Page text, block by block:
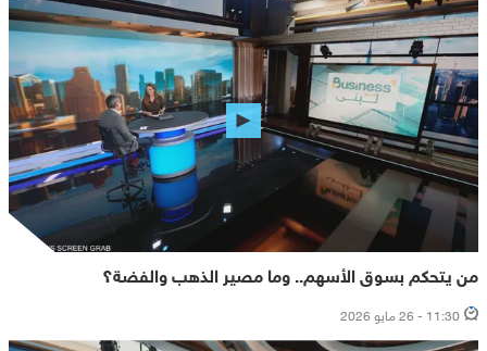
من يتحكم بسوق الأسهم.. وما مصير الذهب والفضة؟
11:30 - 26 مايو 2026